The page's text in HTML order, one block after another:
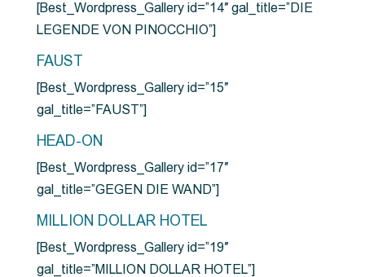
[Best_Wordpress_Gallery id=”14″ gal_title=”DIE
LEGENDE VON PINOCCHIO”]
FAUST
[Best_Wordpress_Gallery id=”15″
gal_title=”FAUST”]
HEAD-ON
[Best_Wordpress_Gallery id=”17″
gal_title=”GEGEN DIE WAND”]
MILLION DOLLAR HOTEL
[Best_Wordpress_Gallery id=”19″
gal_title=”MILLION DOLLAR HOTEL”]